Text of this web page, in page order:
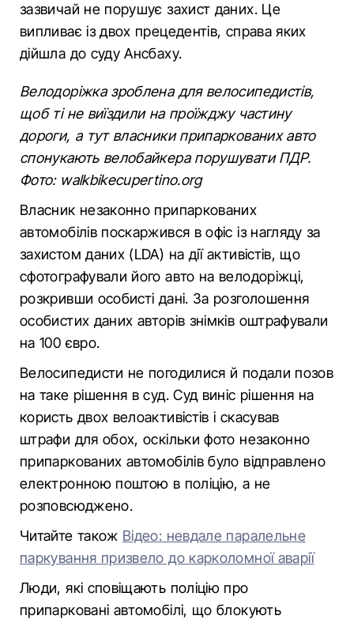
зазвичай не порушує захист даних. Це
випливає із двох прецедентів, справа яких
дійшла до суду Ансбаху.
Велодоріжка зроблена для велосипедистів,
щоб ті не виїздили на проїжджу частину
дороги, а тут власники припаркованих авто
спонукають велобайкера порушувати ПДР.
Фото: walkbikecupertino.org
Власник незаконно припаркованих
автомобілів поскаржився в офіс із нагляду за
захистом даних (LDA) на дії активістів, що
сфотографували його авто на велодоріжці,
розкривши особисті дані. За розголошення
особистих даних авторів знімків оштрафували
на 100 євро.
Велосипедисти не погодилися й подали позов
на таке рішення в суд. Суд виніс рішення на
користь двох велоактивістів і скасував
штрафи для обох, оскільки фото незаконно
припаркованих автомобілів було відправлено
електронною поштою в поліцію, а не
розповсюджено.
Читайте також Відео: невдале паралельне
паркування призвело до карколомної аварії
Люди, які сповіщають поліцію про
припарковані автомобілі, що блокують